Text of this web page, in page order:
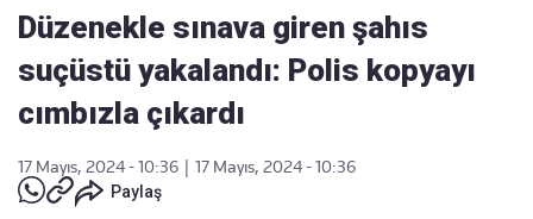
Düzenekle sınava giren şahıs
suçüstü yakalandı: Polis kopyayı
cımbızla çıkardı
17 Mayıs, 2024 - 10:36
17 Mayıs, 2024 - 10:36
Paylaş